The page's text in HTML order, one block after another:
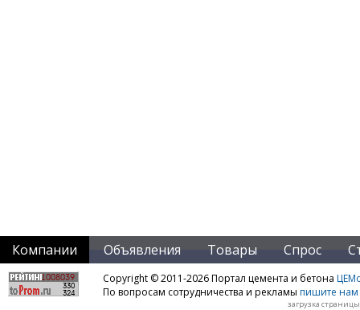
Компании Объявления Товары Спрос
Copyright © 2011-2026 Портал цемента и бетона
По вопросам сотрудничества и рекламы пишите нам
загрузка